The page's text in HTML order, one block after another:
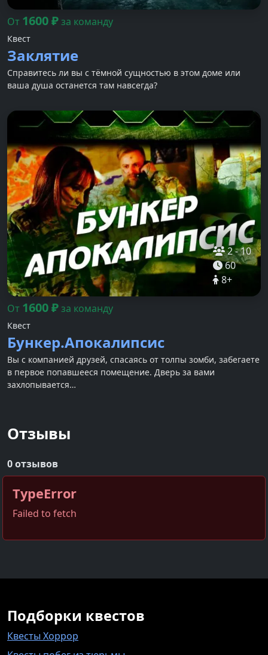
От 1600₽за команду
Квест
Заклятие
Справитесь ли вы с тёмной сущностью в этом доме или
ваша душа останется там навсегда?
2-10
60
8+
От 1600₽за команду
Квест
Бункер.Апокалипсис
Вы с компанией друзей, спасаясь от толпы зомби, забегаете
в первое попавшееся помещение. Дверь за вами
захлопывается…
Отзывы
0 отзывов
TypeError
Failed to fetch
Подборки квестов
Квесты Хоррор